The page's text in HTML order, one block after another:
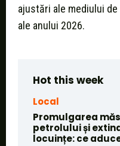
ajustări ale mediului
ale anului 2026.
Hot this week
Local
Promulgarea
petrolului și
locuințe: ce